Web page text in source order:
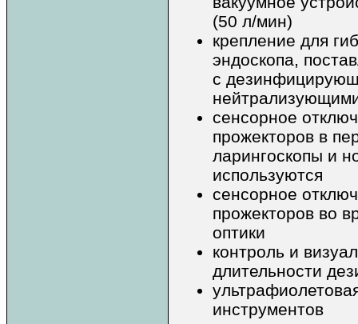
(50 л/мин)
крепление для
эндоскопа,
с
сенсорное
прожекторов в
ларингоскопы и
используются
сенсорное
прожекторов во
оптики
контроль и
длительности
инструментов